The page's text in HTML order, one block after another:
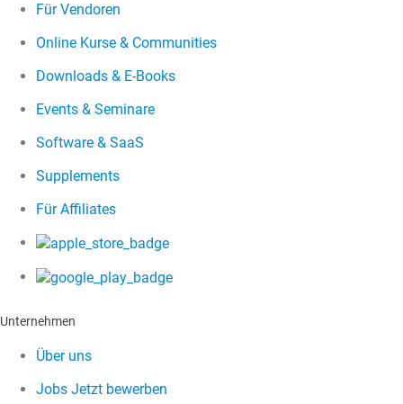
Für Vendoren
Online Kurse & Communities
Downloads & E-Books
Events & Seminare
Software & SaaS
Supplements
Für Affiliates
Unternehmen
Über uns
Jobs Jetzt bewerben